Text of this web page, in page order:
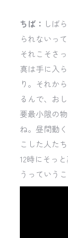
ちば： しば
られないっ
それこそさ
真は手に入
り。それか
るんで、お
要最小限の
ね。昼間動
こした人た
12時にそっ
うっていう